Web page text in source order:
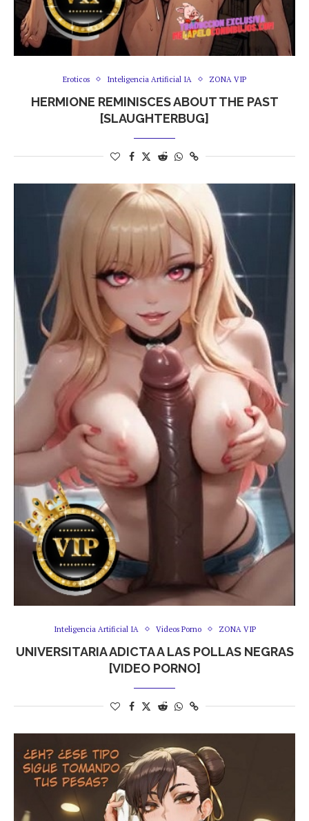
Eroticos Inteligencia Artificial IA ZONA VIP
HERMIONE REMINISCES ABOUT THE PAST
[SLAUGHTERBUG]
Inteligencia Artificial IA Videos Porno ZONA VIP
UNIVERSITARIA ADICTA A LAS POLLAS NEGRAS
[VIDEO PORNO]